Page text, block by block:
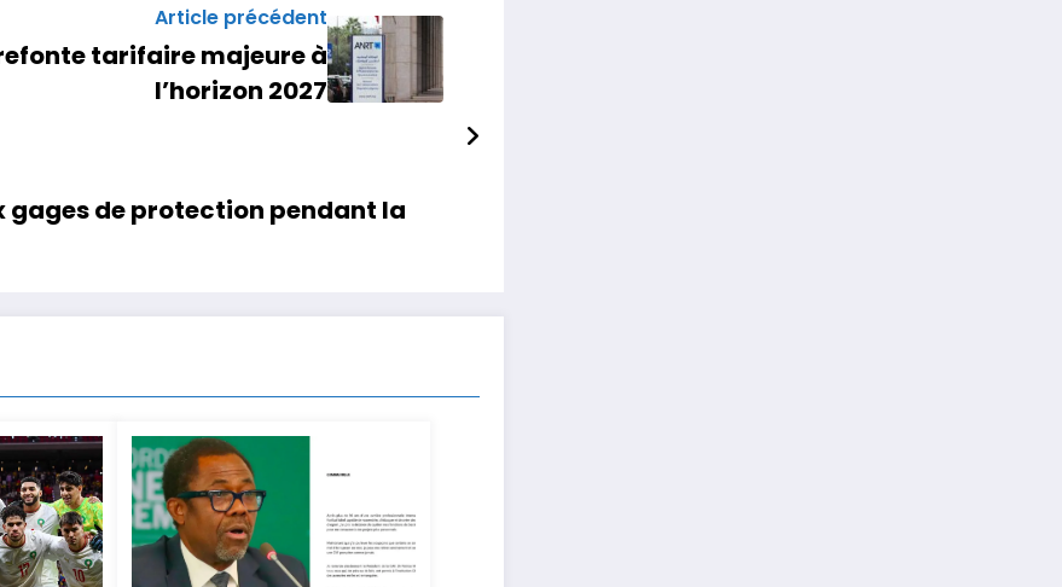
Article précédent
refonte tarifaire majeure à
l’horizon 2027
gages de protection pendant la